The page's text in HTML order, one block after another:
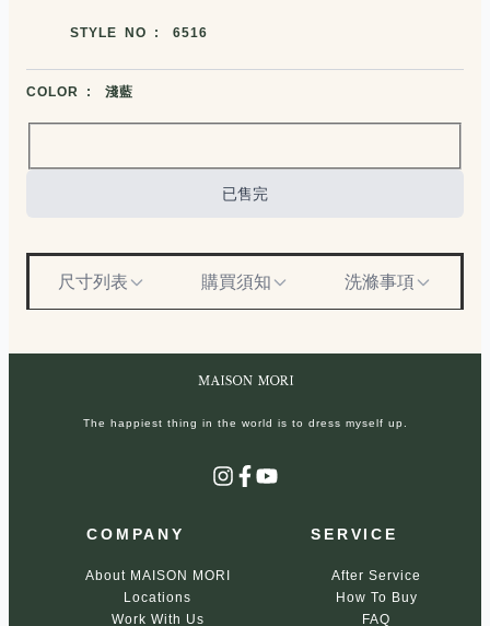
商品編號
STYLE NO : 6516
商品顏色選擇
COLOR : 淺藍
已售完
尺寸列表 購買須知 洗滌事項
The happiest thing in the world is to dress myself up.
Instagram
Facebook
YouTube
COMPANY
About MAISON MORI
Locations
Work With Us
SERVICE
After Service
How To Buy
FAQ